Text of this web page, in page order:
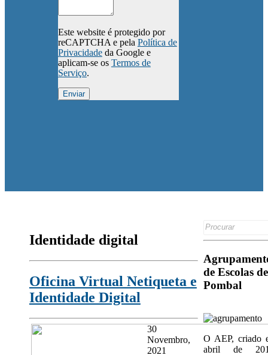
Este website é protegido por
reCAPTCHA e pela Política de
Privacidadeda Google e
aplicam-se os Termos de
Serviço.
Identidade digital
Oficina Virtual Netiqueta e
Identidade Digital
30
Novembro,
2021
Search
de Escolas de
Pombal
O AEP, criado
abril de